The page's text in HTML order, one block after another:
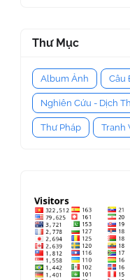
Thư Mục
Album Ảnh Câu
Nghiên Cứu - Dịch
Thư Pháp Tranh